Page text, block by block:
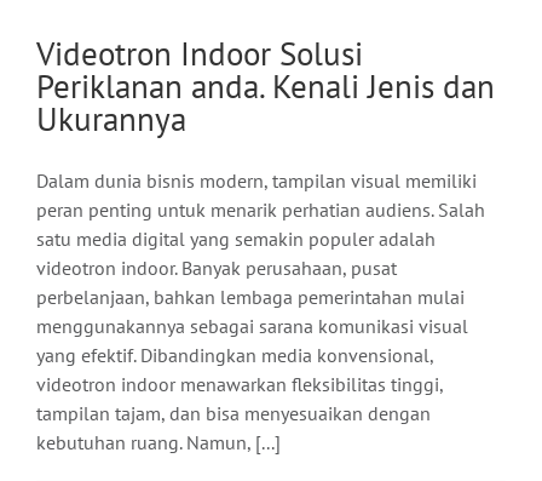
Videotron Indoor Solusi
Periklanan anda. Kenali Jenis dan
Ukurannya
Dalam dunia bisnis modern, tampilan visual memiliki
peran penting untuk menarik perhatian audiens. Salah
satu media digital yang semakin populer adalah
videotron indoor. Banyak perusahaan, pusat
perbelanjaan, bahkan lembaga pemerintahan mulai
menggunakannya sebagai sarana komunikasi visual
yang efektif. Dibandingkan media konvensional,
videotron indoor menawarkan fleksibilitas tinggi,
tampilan tajam, dan bisa menyesuaikan dengan
kebutuhan ruang. Namun, [...]